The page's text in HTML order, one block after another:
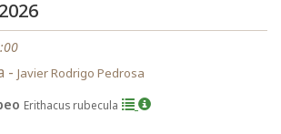
- Javier Rodrigo Pedrosa
Erithacus rubecula